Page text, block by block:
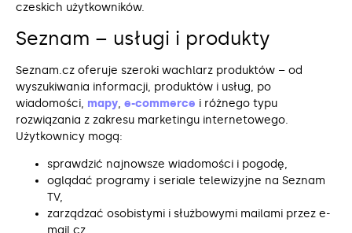
czeskich użytkowników.
Seznam – usługi i produkty
Seznam.cz oferuje szeroki wachlarz produktów – od
wyszukiwania informacji, produktów i usług, po
wiadomości, mapy, e-commerce i różnego typu
rozwiązania z zakresu marketingu internetowego.
Użytkownicy mogą:
sprawdzić najnowsze wiadomości i pogodę,
oglądać programy i seriale telewizyjne na Seznam
TV,
zarządzać osobistymi i służbowymi mailami przez e-
mail.cz,